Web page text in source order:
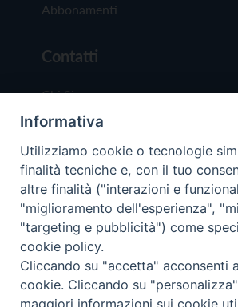
Abbonamenti
Contatti
Chi Siamo
Redazione
Scrivici
Copyright © 2019 - Tutti i
Trentina Editrice
Informativa
Utilizziamo cookie o tecnologie
finalità tecniche e, con il tuo
altre finalità ("interazioni e
"miglioramento dell'esperienza",
"targeting e pubblicità") come
cookie policy.
Cliccando su "accetta" acconsenti
cookie. Cliccando su